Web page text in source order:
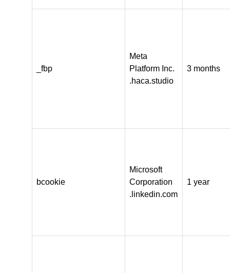
_fbp
Meta
Platform Inc.
.haca.studio
3 months
bcookie
Microsoft
Corporation
.linkedin.com
1 year